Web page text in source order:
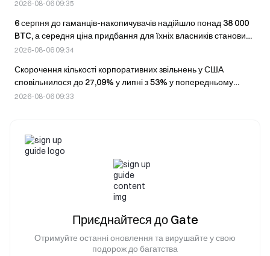
2026-08-06 09:35
6 серпня до гаманців-накопичувачів надійшло понад 38 000
BTC, а середня ціна придбання для їхніх власників становила
70 тис. доларів.
2026-08-06 09:34
Скорочення кількості корпоративних звільнень у США
сповільнилося до 27,09% у липні з 53% у попередньому
місяці.
2026-08-06 09:33
Приєднайтеся до Gate
Отримуйте останні оновлення та вирушайте у свою
подорож до багатства